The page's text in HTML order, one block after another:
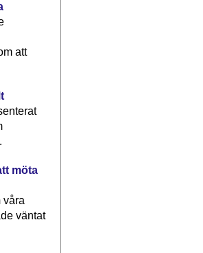
att
möta
våra
väntat